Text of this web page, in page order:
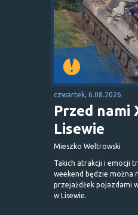
czwartek, 6.08.2026
Przed nami
Lisewie
Mieszko Weltrowski
Takich atrakcji i emocji
weekend będzie można
przejażdżek pojazdami
w Lisewie.